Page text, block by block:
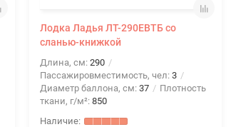
Лодка Ладья ЛТ-290ЕВТБ со
сланью-книжкой
Длина, см: 290
Пассажировместимость, чел: 3
Диаметр баллона, см: 37
Плотность
ткани, г/м²: 850